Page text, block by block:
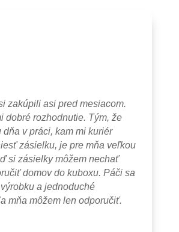
zakúpili asi pred mesiacom.
dobré rozhodnutie. Tým, že
dňa v práci, kam mi kuriér
zásielku, je pre mňa veľkou
si zásielky môžem nechať
domov do kuboxu. Páči sa
a jednoduché
mňa môžem len odporučiť.